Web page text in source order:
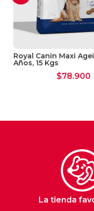
Royal Canin Maxi
Años, 15 Kgs
$78.900
La tienda